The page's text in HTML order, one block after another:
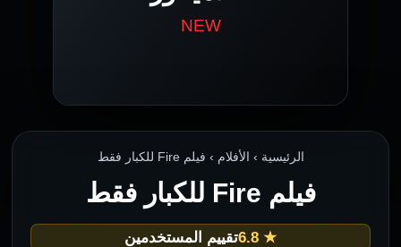
الرئيسية › الأفلام › فيلم Fire للكبار فقط
فيلم Fire للكبار فقط
★ 6.8 تقييم المستخدمين